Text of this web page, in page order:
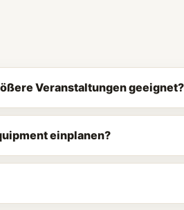
Veranstaltungen geeignet?
einplanen?